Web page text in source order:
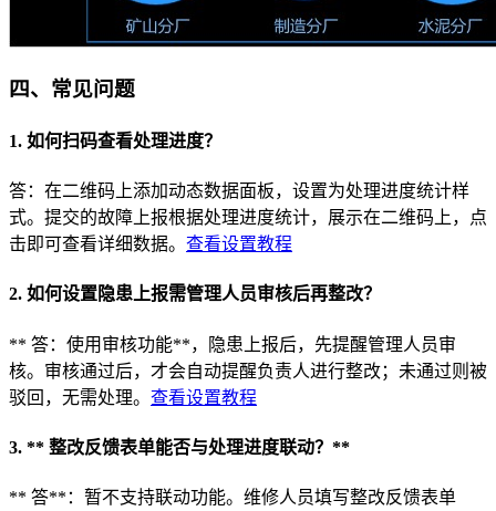
四、常见问题
1. 如何扫码查看处理进度？
答：在二维码上添加动态数据面板，设置为处理进度统计样
式。提交的故障上报根据处理进度统计，展示在二维码上，点
击即可查看详细数据。 查看设置教程
2. 如何设置隐患上报需管理人员审核后再整改？
** 答：使用审核功能**，隐患上报后，先提醒管理人员审
核。审核通过后，才会自动提醒负责人进行整改；未通过则被
驳回，无需处理。 查看设置教程
3. ** 整改反馈表单能否与处理进度联动？**
** 答**：暂不支持联动功能。维修人员填写整改反馈表单